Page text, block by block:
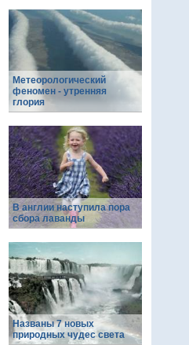
Метеорологический
феномен - утренняя
глория
В англии наступила пора
сбора лаванды
Названы 7 новых
природных чудес света